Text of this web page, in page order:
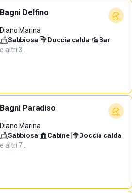
Bagni Delfino
Diano Marina
Sabbiosa· Doccia calda· Bar·
e altri 3…
Bagni Paradiso
Diano Marina
Sabbiosa· Cabine· Doccia calda·
e altri 7…